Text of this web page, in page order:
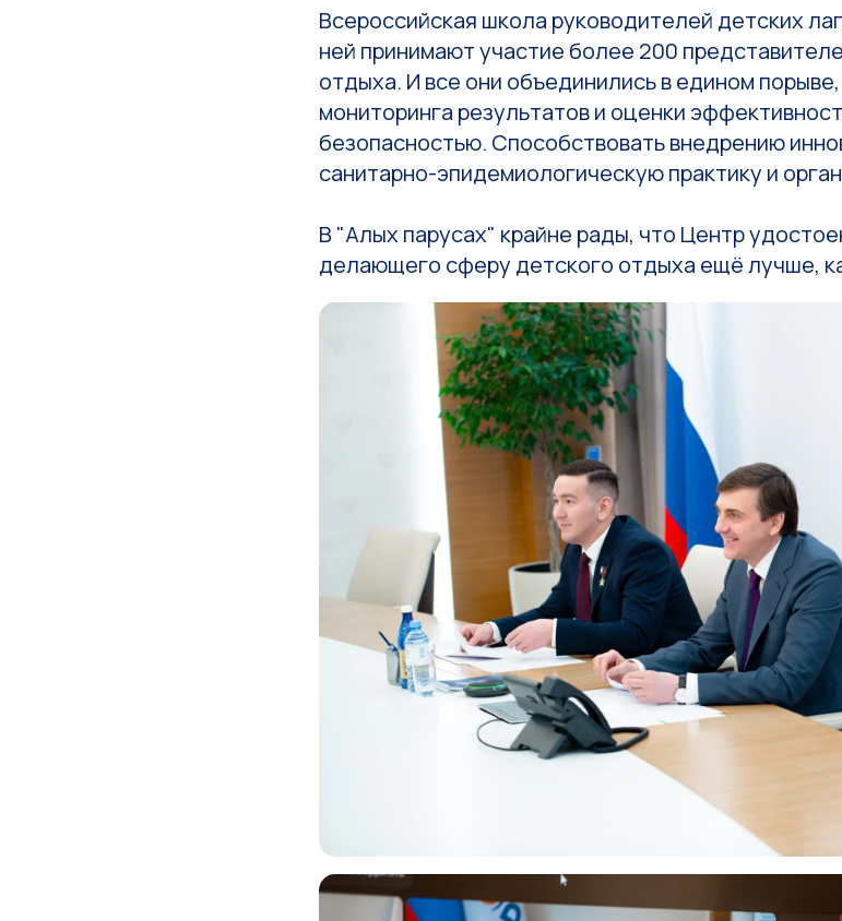
Всероссийская школа руководителей детских
ней принимают участие более 200
отдыха. И все они объединились в едином
мониторинга результатов и оценки
безопасностью. Способствовать внедрению
санитарно-эпидемиологическую практику и
В "Алых парусах" крайне рады, что Центр
делающего сферу детского отдыха ещё лучше,